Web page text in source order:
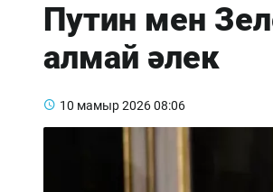
Путин мен
алмай әлек
10 мамыр 202608:06